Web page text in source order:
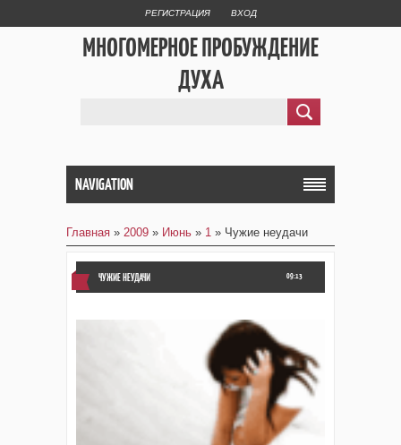
РЕГИСТРАЦИЯ ВХОД
МНОГОМЕРНОЕ ПРОБУЖДЕНИЕ
ДУХА
NAVIGATION
Главная » 2009 » Июнь » 1 » Чужие неудачи
09:13
ЧУЖИЕ НЕУДАЧИ